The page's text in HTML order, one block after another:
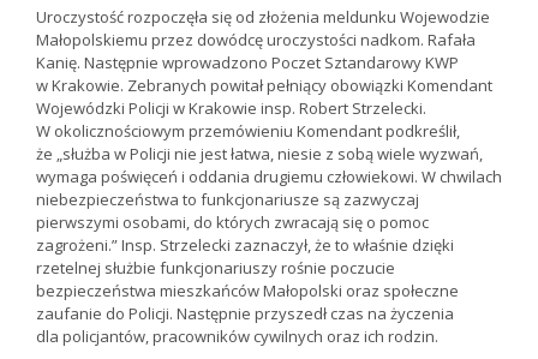
Uroczystość rozpoczęła się od złożenia meldunku Wojewodzie
Małopolskiemu przez dowódcę uroczystości nadkom. Rafała
Kanię. Następnie wprowadzono Poczet Sztandarowy KWP
w Krakowie. Zebranych powitał pełniący obowiązki Komendant
Wojewódzki Policji w Krakowie insp. Robert Strzelecki.
W okolicznościowym przemówieniu Komendant podkreślił,
że „służba w Policji nie jest łatwa, niesie z sobą wiele wyzwań,
wymaga poświęceń i oddania drugiemu człowiekowi. W chwilach
niebezpieczeństwa to funkcjonariusze są zazwyczaj
pierwszymi osobami, do których zwracają się o pomoc
zagrożeni.” Insp. Strzelecki zaznaczył, że to właśnie dzięki
rzetelnej służbie funkcjonariuszy rośnie poczucie
bezpieczeństwa mieszkańców Małopolski oraz społeczne
zaufanie do Policji. Następnie przyszedł czas na życzenia
dla policjantów, pracowników cywilnych oraz ich rodzin.